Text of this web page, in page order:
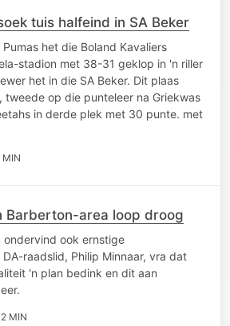
tuis halfeind in SA Beker
Pumas het die Boland Kavaliers
stadion met 38-31 geklop in 'n riller
het in die SA Beker. Dit plaas
tweede op die punteleer na Griekwas
in derde plek met 30 punte. met
MIN
Barberton-area loop droog
ondervind ook ernstige
raadslid, Philip Minnaar, vra dat
'n plan bedink en dit aan
MIN